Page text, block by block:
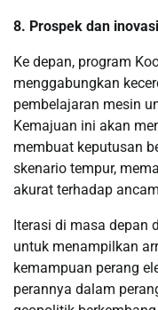
8. Prospek dan
Ke depan, program
menggabungkan
pembelajaran mesin
Kemajuan ini akan
membuat keputusan
skenario tempur,
akurat terhadap
Iterasi di masa depan
untuk menampilkan
kemampuan perang
perannya dalam